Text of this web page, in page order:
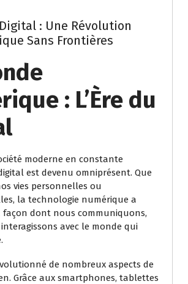
: Une Révolution
Sans Frontières
: L’Ère du
moderne en constante
est devenu omniprésent. Que
vies personnelles ou
la technologie numérique a
dont nous communiquons,
avec le monde qui
de nombreux aspects de
Grâce aux smartphones, tablettes